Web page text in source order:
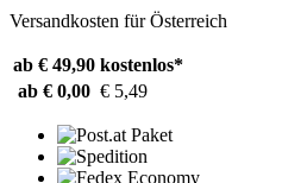
Versandkosten für Österreich
ab € 49,90 kostenlos*
ab € 0,00 € 5,49